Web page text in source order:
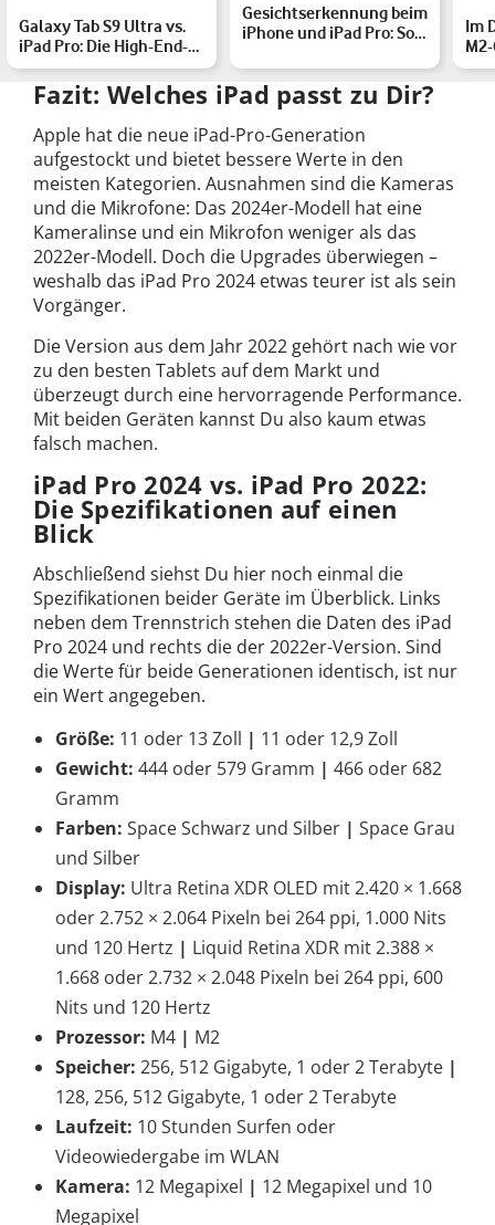
Galaxy Tab S9 Ultra vs.
iPad Pro: Die High-End-
Tablets im Verglei…
Gesichtserkennung beim
iPhone und iPad Pro: So
Im
Air
Fazit: Welches iPad passt zu Dir?
Apple hat die neue iPad-Pro-Generation
aufgestockt und bietet bessere Werte in den
meisten Kategorien. Ausnahmen sind die Kameras
und die Mikrofone: Das 2024er-Modell hat eine
Kameralinse und ein Mikrofon weniger als das
2022er-Modell. Doch die Upgrades überwiegen –
weshalb das iPad Pro 2024 etwas teurer ist als sein
Vorgänger.
Die Version aus dem Jahr 2022 gehört nach wie vor
zu den besten Tablets auf dem Markt und
überzeugt durch eine hervorragende Performance.
Mit beiden Geräten kannst Du also kaum etwas
falsch machen.
iPad Pro 2024 vs. iPad Pro 2022:
Die Spezifikationen auf einen
Blick
Abschließend siehst Du hier noch einmal die
Spezifikationen beider Geräte im Überblick. Links
neben dem Trennstrich stehen die Daten des iPad
Pro 2024 und rechts die der 2022er-Version. Sind
die Werte für beide Generationen identisch, ist nur
ein Wert angegeben.
Größe: 11 oder 13 Zoll | 11 oder 12,9 Zoll
Gewicht: 444 oder 579 Gramm | 466 oder 682
Gramm
Farben: Space Schwarz und Silber | Space Grau
und Silber
Display: Ultra Retina XDR OLED mit 2.420 × 1.668
oder 2.752 × 2.064 Pixeln bei 264 ppi, 1.000 Nits
und 120 Hertz | Liquid Retina XDR mit 2.388 ×
1.668 oder 2.732 × 2.048 Pixeln bei 264 ppi, 600
Nits und 120 Hertz
Prozessor: M4 | M2
Speicher: 256, 512 Gigabyte, 1 oder 2 Terabyte |
128, 256, 512 Gigabyte, 1 oder 2 Terabyte
Laufzeit: 10 Stunden Surfen oder
Videowiedergabe im WLAN
Kamera: 12 Megapixel | 12 Megapixel und 10
Megapixel